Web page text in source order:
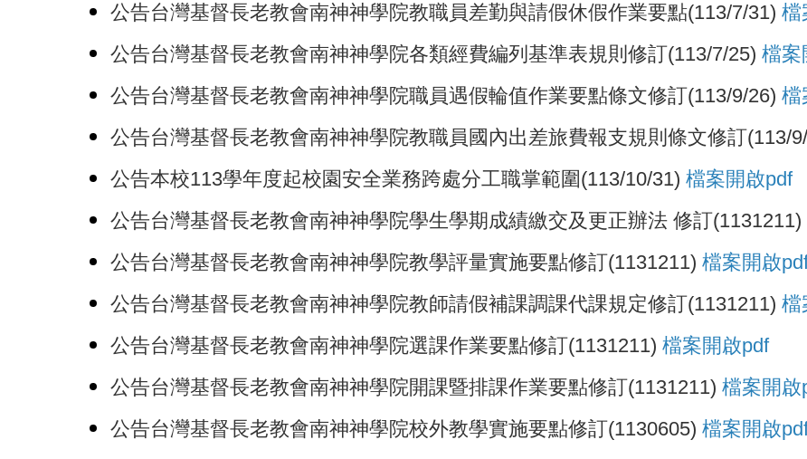
公告台灣基督長老教會南神神學院教職員差勤與請假休假作業要點(113/7/31)檔
公告台灣基督長老教會南神神學院各類經費編列基準表規則修訂(113/7/25)檔案
公告台灣基督長老教會南神神學院職員遇假輪值作業要點條文修訂(113/9/26) 檔
公告台灣基督長老教會南神神學院教職員國內出差旅費報支規則條文修訂(113/
公告本校113學年度起校園安全業務跨處分工職掌範圍(113/10/31)檔案開啟pdf
公告台灣基督長老教會南神神學院學生學期成績繳交及更正辦法 修訂(1131211)
公告台灣基督長老教會南神神學院教學評量實施要點修訂(1131211)檔案開啟
公告台灣基督長老教會南神神學院教師請假補課調課代課規定修訂(1131211)檔
公告台灣基督長老教會南神神學院選課作業要點修訂(1131211)檔案開啟pdf
公告台灣基督長老教會南神神學院開課暨排課作業要點修訂(1131211)檔案開啟
公告台灣基督長老教會南神神學院校外教學實施要點修訂(1130605)檔案開啟